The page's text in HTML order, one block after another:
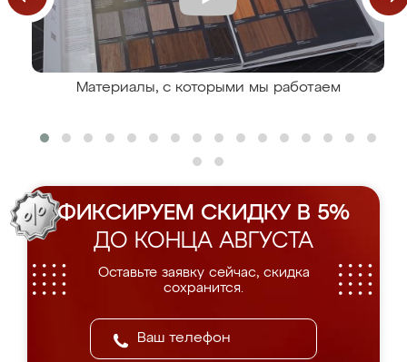
Материалы, с которыми мы работаем
ФИКСИРУЕМ СКИДКУ В 5%
ДО КОНЦА АВГУСТА
Оставьте заявку сейчас, скидка
сохранится.